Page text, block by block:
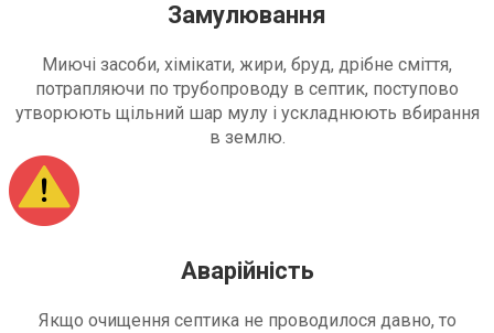
Замулювання
Миючі засоби, хімікати, жири, бруд, дрібне сміття,
потрапляючи по трубопроводу в септик, поступово
утворюють щільний шар мулу і ускладнюють вбирання
в землю.
Аварійність
Якщо очищення септика не проводилося давно, то